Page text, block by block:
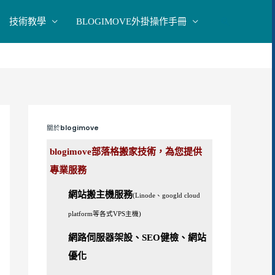
技術教學 BLOGIMOVE外掛操作手冊
尋
關於blogimove
blogimove部落格搬家技術，為您提供
專業服務
網站搬主機服務(Linode、googld cloud
platform等各式VPS主機)
網路伺服器架設、SEO健檢、網站
優化